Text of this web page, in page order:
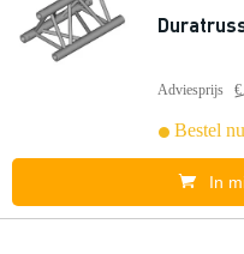
Adviesprijs
Bestel
In